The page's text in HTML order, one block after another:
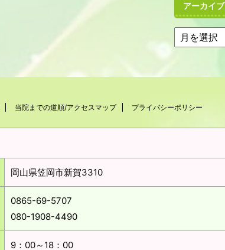
アーカイブ
当院までの道順/アクセスマップ プライバシーポリシー
岡山県笠岡市新賀3310
0865-69-5707
080-1908-4490
9：00～18：00